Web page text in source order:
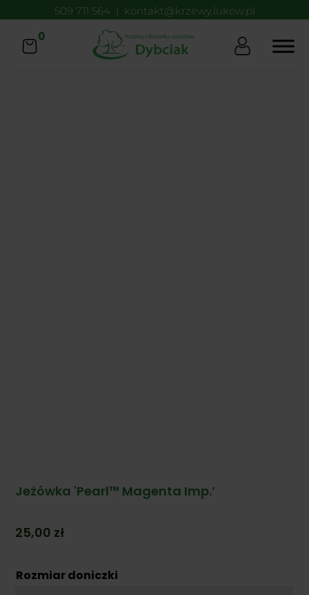
509 711 564 | kontakt@krzewy.lukow.pl
0
Jeżówka 'Pearl™ Magenta Imp.’
25,00 zł
Rozmiar doniczki